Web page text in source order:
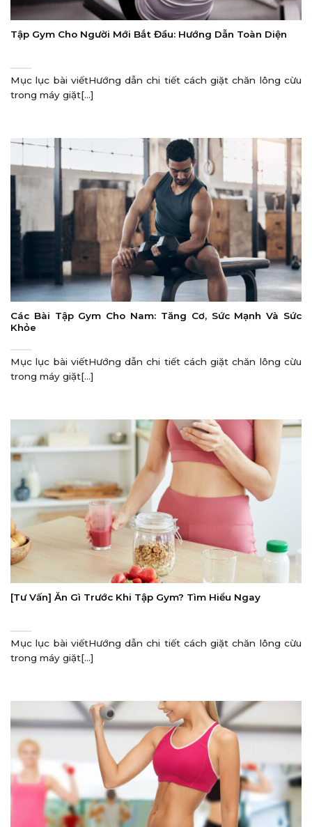
Tập Gym Cho Người Mới Bắt Đầu: Hướng Dẫn Toàn Diện
Mục lục bài viếtHướng dẫn chi tiết cách giặt chăn lông cừu
trong máy giặt[...]
Các Bài Tập Gym Cho Nam: Tăng Cơ, Sức Mạnh Và Sức
Khỏe
Mục lục bài viếtHướng dẫn chi tiết cách giặt chăn lông cừu
trong máy giặt[...]
[Tư Vấn] Ăn Gì Trước Khi Tập Gym? Tìm Hiểu Ngay
Mục lục bài viếtHướng dẫn chi tiết cách giặt chăn lông cừu
trong máy giặt[...]